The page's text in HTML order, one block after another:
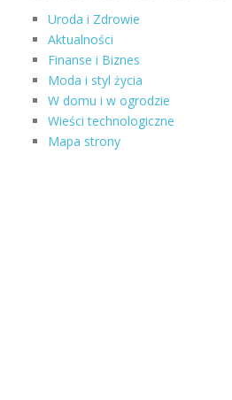
Uroda i Zdrowie
Aktualności
Finanse i Biznes
Moda i styl życia
W domu i w ogrodzie
Wieści technologiczne
Mapa strony